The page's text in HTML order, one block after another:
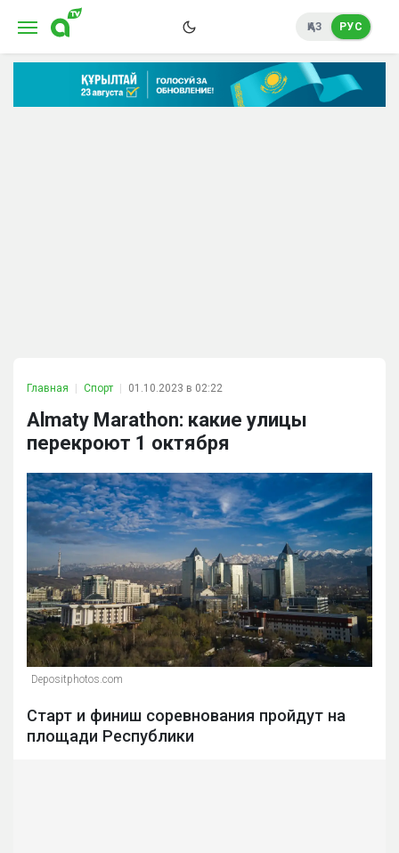
ҚАЗ РУС
Главная Спорт 01.10.2023 в 02:22
Almaty Marathon: какие улицы
перекроют 1 октября
Depositphotos.com
Старт и финиш соревнования пройдут на
площади Республики